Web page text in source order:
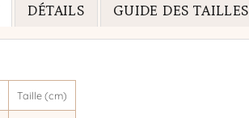
DÉTAILS GUIDE DES TAILLES
Taille (cm)